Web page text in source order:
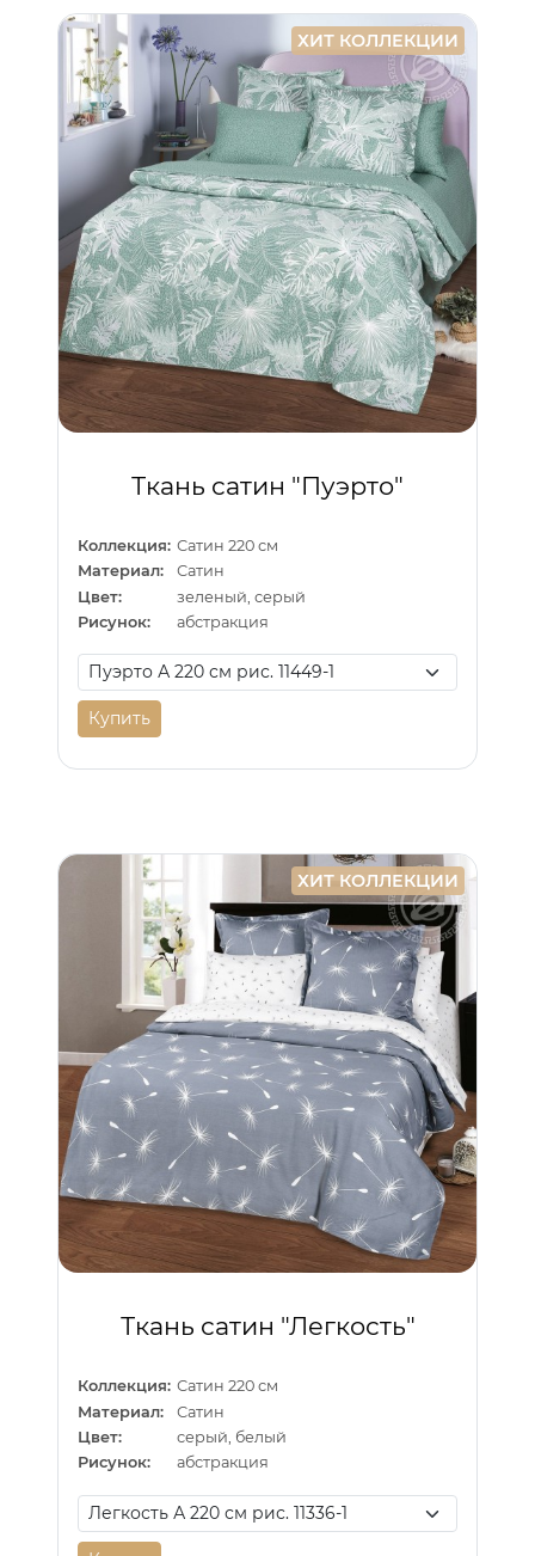
ХИТ КОЛЛЕКЦИИ
Ткань сатин "Пуэрто"
Коллекция: Сатин 220 см
Материал:
Сатин
Цвет:
зеленый, серый
Рисунок:
абстракция
Купить
ХИТ КОЛЛЕКЦИИ
Ткань сатин "Легкость"
Коллекция: Сатин 220 см
Материал:
Сатин
Цвет:
серый, белый
Рисунок:
абстракция